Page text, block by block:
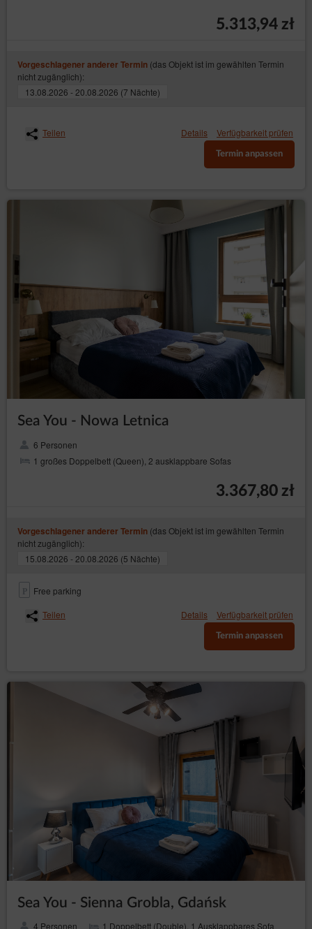
5.313,94 zł
Vorgeschlagener anderer Termin (das Objekt ist im gewählten Termin
nicht zugänglich):
13.08.2026 - 20.08.2026 (7 Nächte)
Teilen Details Verfügbarkeit prüfen
Termin anpassen
Sea You - Nowa Letnica
6 Personen
1 großes Doppelbett (Queen), 2 ausklappbare Sofas
3.367,80 zł
Vorgeschlagener anderer Termin (das Objekt ist im gewählten Termin
nicht zugänglich):
15.08.2026 - 20.08.2026 (5 Nächte)
Free parking
Teilen
Details Verfügbarkeit prüfen
Termin anpassen
Sea You - Sienna Grobla, Gdańsk
4 Personen 1 Doppelbett (Double), 1 Ausklappbares Sofa